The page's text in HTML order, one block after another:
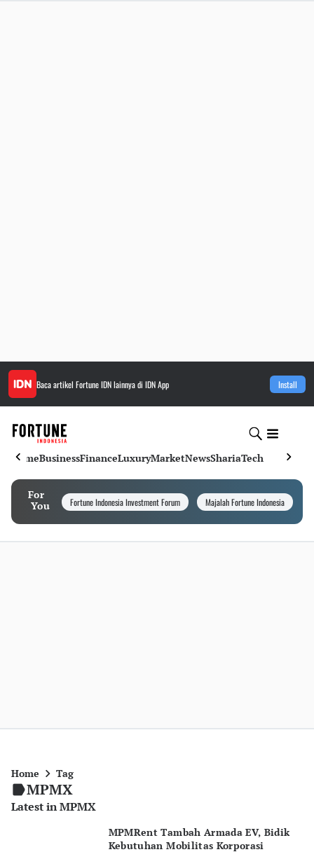
Baca artikel Fortune IDNlainnya di IDN App Install
HomeBusinessFinanceLuxuryMarketNewsShariaTech
For
You
Fortune Indonesia Investment Forum Majalah Fortune Indonesia
Home Tag
MPMX
Latest in MPMX
MPMRent Tambah Armada EV, Bidik
Kebutuhan Mobilitas Korporasi